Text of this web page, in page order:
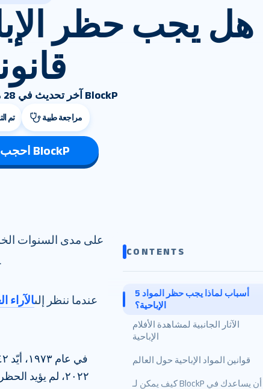
هل يجب حظر
آخر تحديث في 28 مايو 2025 | فريق تحرير BlockP
تم مراجعة طبية
احجب الإباحية مع BlockP
على مدى السنوات
على المواد الإباحية إلى اتخاذ تدابير أكثر دقة للتنظيم والتقييد.
عندما ننظر إلىالآراء
CONTENTS
5 أسباب لماذا يجب حظر المواد
الإباحية؟
5 أسباب لحظر المواد الإباحية
الآثار الجانبية لمشاهدة الأفلام
الإباحية
قوانين المواد الإباحية حول العالم
كيف يمكن لـ BlockP أن يساعدك في